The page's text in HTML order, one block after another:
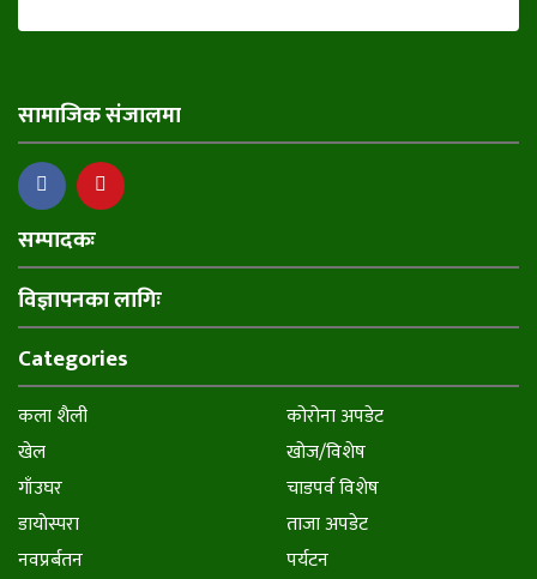
सामाजिक संजालमा
सम्पादकः
विज्ञापनका लागिः
Categories
कला शैली
कोरोना अपडेट
खेल
खोज/विशेष
गाँउघर
चाडपर्व विशेष
डायाेस्परा
ताजा अपडेट
नवप्रर्बतन
पर्यटन